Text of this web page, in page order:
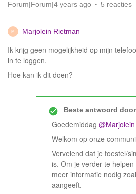
Forum|Forum|4 years ago 5 reacties
M Marjolein Rietman
Ik krijg geen mogelijkheid op mijn
in te loggen.
Hoe kan ik dit doen?
Beste antwoord door
Goedemiddag
Welkom op onze
Vervelend dat je toestel/
is. Om je verder te
meer informatie nodig
aangeeft.